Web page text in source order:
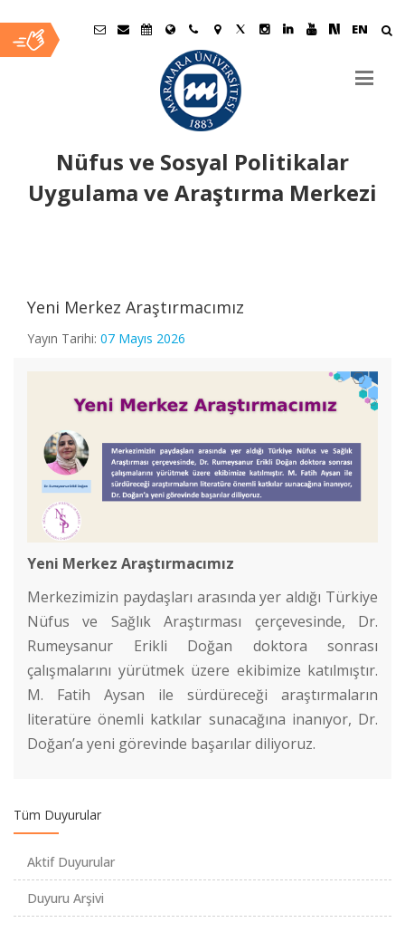
EN
Nüfus ve Sosyal Politikalar
Uygulama ve Araştırma Merkezi
İçerikYeni Merkez Araştırmacımız
Yayın Tarihi: 07 Mayıs 2026
Yeni Merkez Araştırmacımız
Merkezimizin paydaşları arasında yer aldığı Türkiye
Nüfus ve Sağlık Araştırması çerçevesinde, Dr.
Rumeysanur Erikli Doğan doktora sonrası
çalışmalarını yürütmek üzere ekibimize katılmıştır.
M. Fatih Aysan ile sürdüreceği araştırmaların
literatüre önemli katkılar sunacağına inanıyor, Dr.
Doğan’a yeni görevinde başarılar diliyoruz.
Tüm Duyurular
Aktif Duyurular
Duyuru Arşivi
Cinsel İstismara Bütüncül Yaklaşım: Cinsel İstismar Girdabı
Jean Monnet Yaz Seminerleri II
Genç Araştırmacılar Sempozyumu
Kadına Yönelik Şiddetin Önlenmesi: Kavramlar, Veriler ve
Öneriler
Sosyal Bilimciler için Python: Verilerdeki Gizli Kalmış Bilgileri
Anlama